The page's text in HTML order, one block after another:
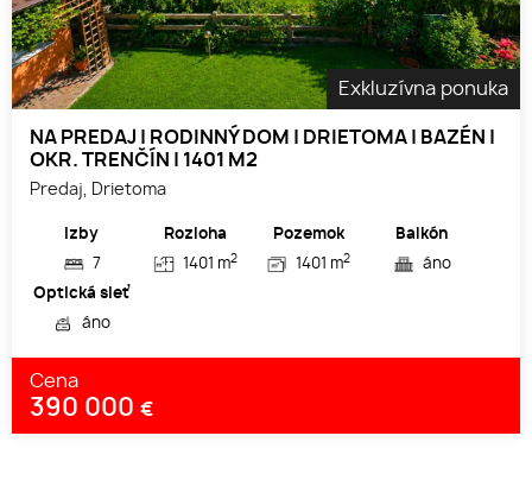
Exkluzívna ponuka
NA PREDAJ | RODINNÝ DOM | DRIETOMA | BAZÉN |
OKR. TRENČÍN | 1401 M2
Predaj, Drietoma
Izby
7
Rozloha
1401 m2
Pozemok
1401 m2
Balkón
áno
Optická sieť
áno
Cena
390 000 €